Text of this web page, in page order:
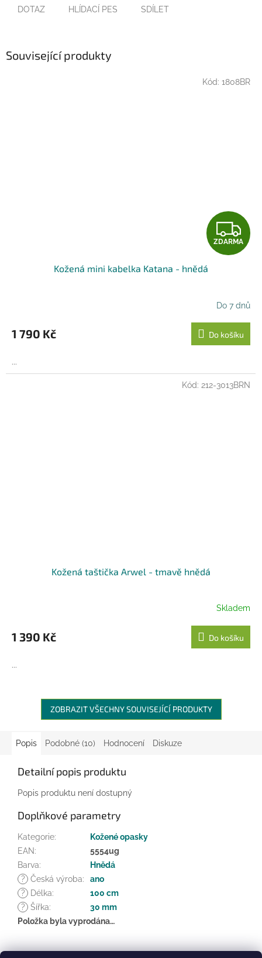
DOTAZ HLÍDACÍ PES SDÍLET
Související produkty
Z
D
R
M
A
ZDARMA
Kožená mini kabelka Katana - hnědá
Do 7 dnů
1 790 Kč Do košíku
...
Kód: 1808BR
Kožená taštička Arwel - tmavě hnědá
Skladem
1 390 Kč Do košíku
...
Kód: 212-3013BRN
ZOBRAZIT VŠECHNY SOUVISEJÍCÍ PRODUKTY
Popis Podobné (10) Hodnocení Diskuze
Detailní popis produktu
Popis produktu není dostupný
Doplňkové parametry
Kategorie:
Kožené opasky
EAN:
5554ug
Barva:
Hnědá
?
Česká výroba:
ano
?
Délka:
100 cm
?
Šířka:
30 mm
Položka byla vyprodána…
Z